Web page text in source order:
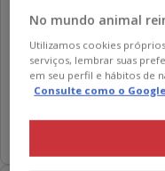
Cama Anti Stress
estrelas
5(1)
Preço
22.99€
22.99€
No mundo animal
Utilizamos cookies
serviços, lembrar suas
em seu perfil e hábitos de
Consulte como o